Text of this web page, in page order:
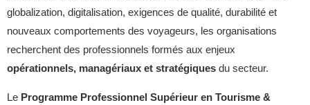
globalization, digitalisation, exigences de qualité, durabilité et
nouveaux comportements des voyageurs, les organisations
recherchent des professionnels formés aux enjeux
opérationnels, managériaux et stratégiques du secteur.
Le Programme Professionnel Supérieur en Tourisme &